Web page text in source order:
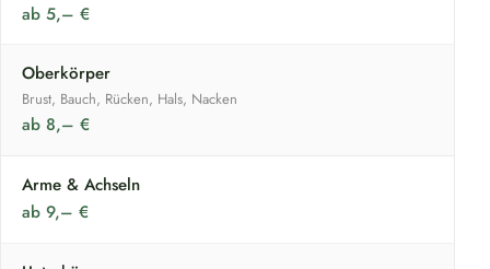
ab 5,– €
Oberkörper
Brust, Bauch, Rücken, Hals, Nacken
ab 8,– €
Arme & Achseln
ab 9,– €